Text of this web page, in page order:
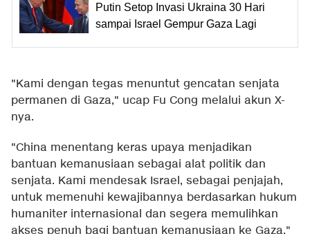
Putin Setop Invasi Ukraina 30 Hari
sampai Israel Gempur Gaza Lagi
"Kami dengan tegas menuntut gencatan senjata
permanen di Gaza," ucap Fu Cong melalui akun X-
nya.
"China menentang keras upaya menjadikan
bantuan kemanusiaan sebagai alat politik dan
senjata. Kami mendesak Israel, sebagai penjajah,
untuk memenuhi kewajibannya berdasarkan hukum
humaniter internasional dan segera memulihkan